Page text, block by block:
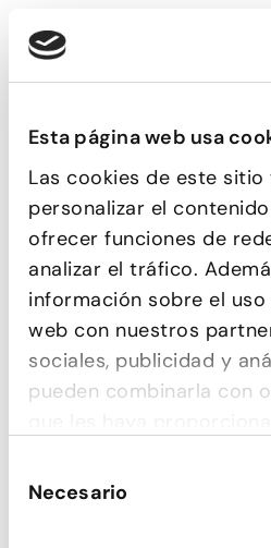
Esta página web usa
Las cookies de este sitio
personalizar el
ofrecer funciones de
analizar el tráfico.
información sobre el
web con nuestros
sociales, publicidad y
pueden combinarla con
de sus servicios.
deNecesario
AGENDA
‹
8 9 9 9
8 9 9 10 10 10 11 10
15 10 16 17 18
22
23 24 25
29
30 1 2